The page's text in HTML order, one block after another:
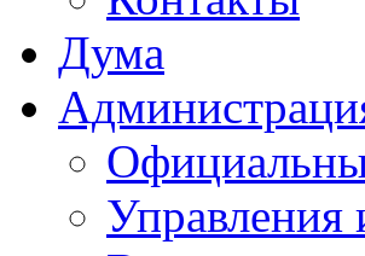
Дума
Управления